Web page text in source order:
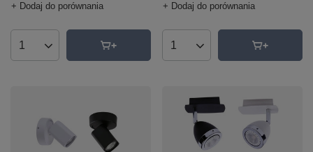
+ Dodaj do porównania
Ilość produktów
+ Dodaj do porównania
Ilość produktów